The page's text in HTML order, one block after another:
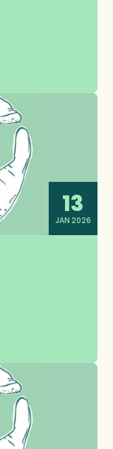
13
JAN 2026